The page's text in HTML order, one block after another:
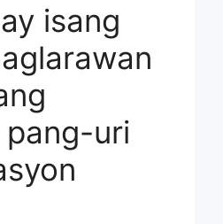
isang
pang-uri